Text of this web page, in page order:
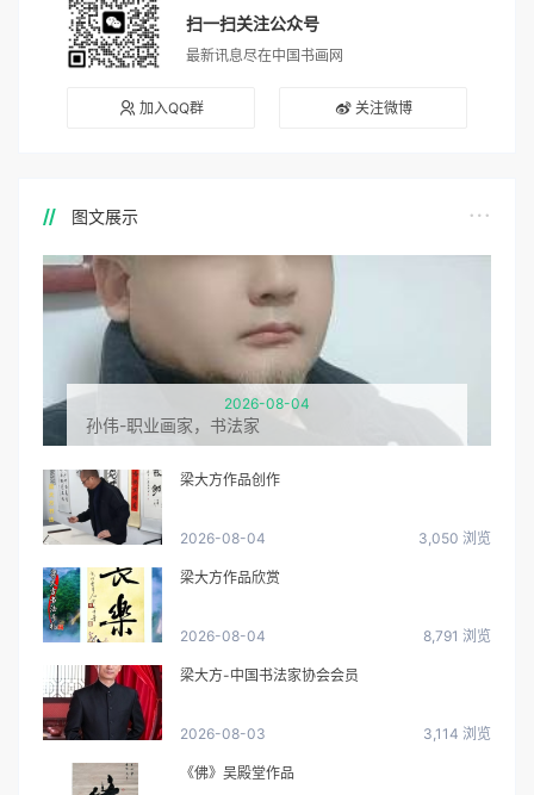
扫一扫关注公众号
最新讯息尽在中国书画网
加入QQ群 关注微博
图文展示
2026-08-04
孙伟-职业画家，书法家
梁大方作品创作
2026-08-04 3,050 浏览
梁大方作品欣赏
2026-08-04 8,791 浏览
梁大方-中国书法家协会会员
2026-08-03 3,114 浏览
《佛》吴殿堂作品